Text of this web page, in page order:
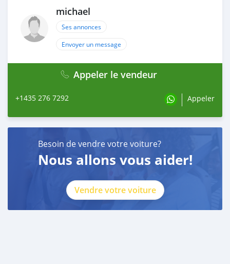
michael
Ses annonces
Envoyer un message
Appeler le vendeur
+1435 276 7292 Appeler
Besoin de vendre votre voiture?
Nous allons vous aider!
Vendre votre voiture